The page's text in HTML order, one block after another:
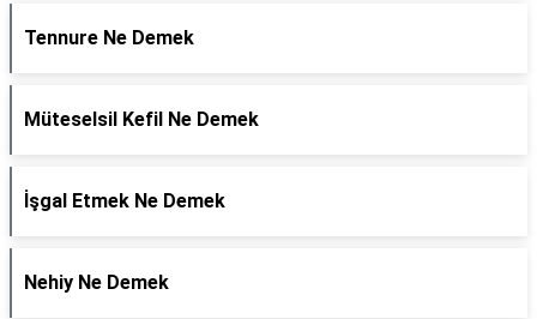
Tennure Ne Demek
Müteselsil Kefil Ne Demek
İşgal Etmek Ne Demek
Nehiy Ne Demek